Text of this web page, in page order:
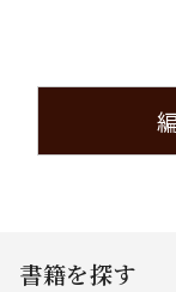
書籍を探す